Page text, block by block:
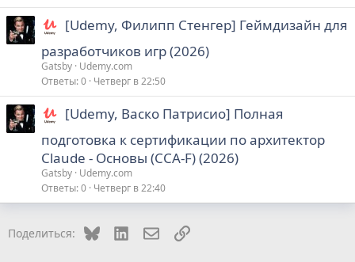
[Udemy, Филипп Стенгер] Геймдизайн для
разработчиков игр (2026)
Gatsby Udemy.com
Ответы 0 Четверг в 22:50
[Udemy, Васко Патрисио] Полная
подготовка к сертификации по архитектор
Claude - Основы (CCA-F) (2026)
Gatsby Udemy.com
Ответы 0 Четверг в 22:40
Поделиться: Bluesky LinkedInЭлектронная почта
Ссылка